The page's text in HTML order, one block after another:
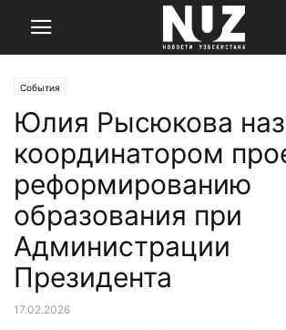
События
Юлия Рысюкова
координатором
реформированию
образования при
Администрации
Президента
17.02.2026